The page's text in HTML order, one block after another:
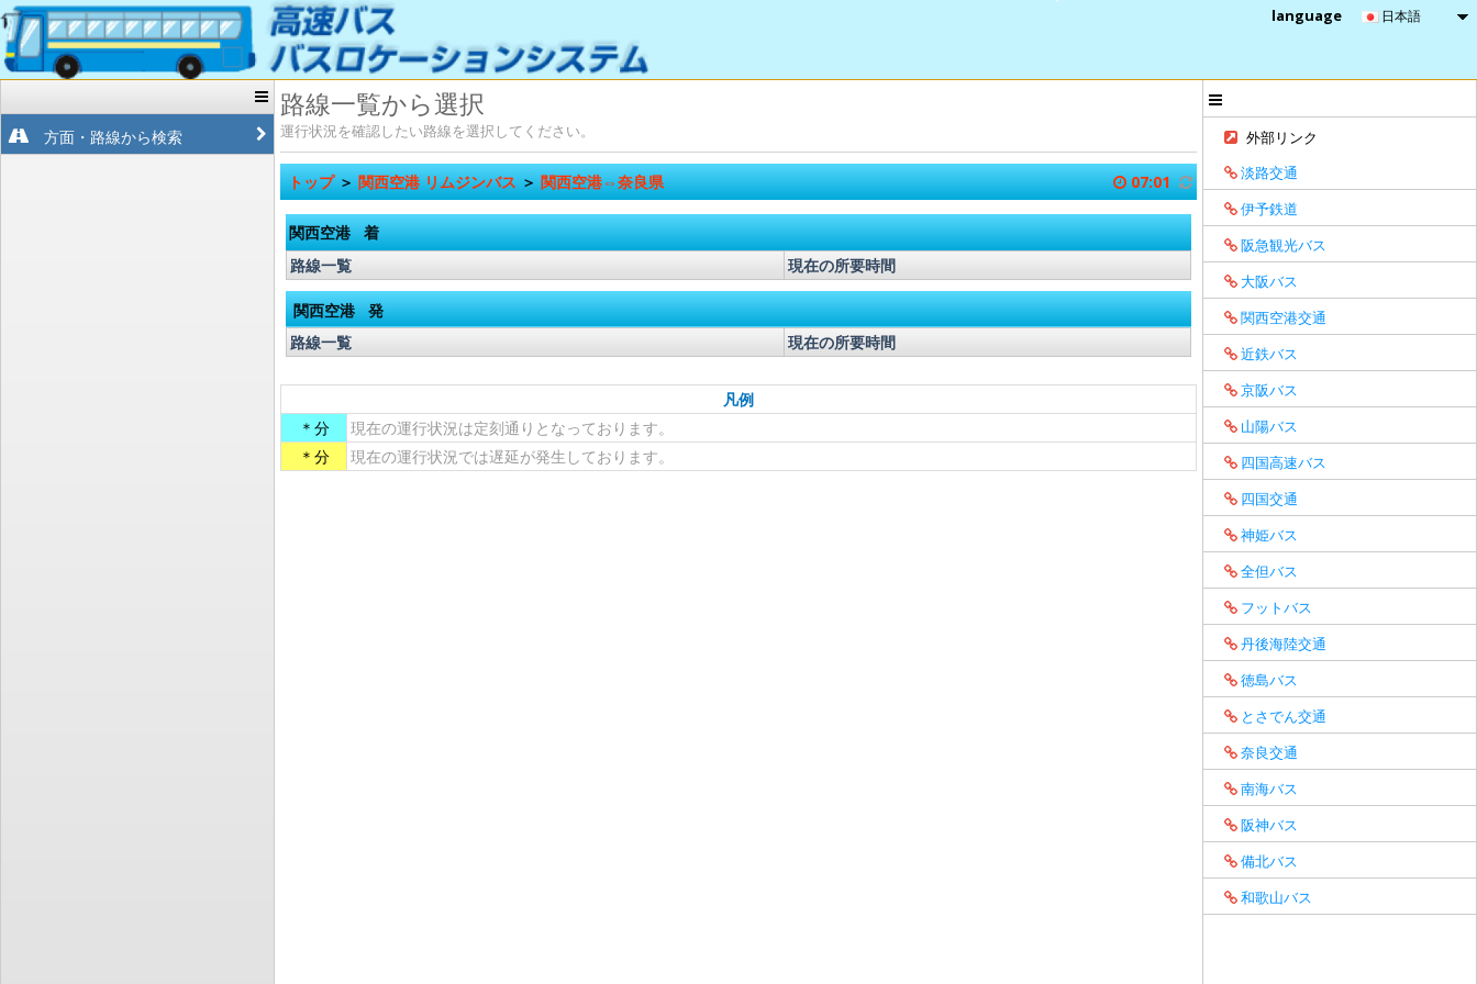
language 日本語
路線一覧から選択
運行状況を確認したい路線を選択してください。
トップ＞関西空港 リムジンバス ＞関西空港⇔奈良県 07:01
関西空港着
路線一覧
現在の所要時間
関西空港発
路線一覧
現在の所要時間
凡例
＊分
現在の運行状況は定刻通りとなっております。
＊分
現在の運行状況では遅延が発生しております。
方面・路線から検索
外部リンク
淡路交通
伊予鉄道
阪急観光バス
大阪バス
関西空港交通
近鉄バス
京阪バス
山陽バス
四国高速バス
四国交通
神姫バス
全但バス
フットバス
丹後海陸交通
徳島バス
とさでん交通
奈良交通
南海バス
阪神バス
備北バス
和歌山バス